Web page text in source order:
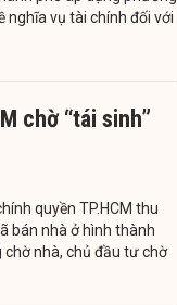
nghĩa vụ tài chính đối với
chờ “tái sinh”
quyền TP.HCM thu
bán nhà ở hình thành
nhà, chủ đầu tư chờ